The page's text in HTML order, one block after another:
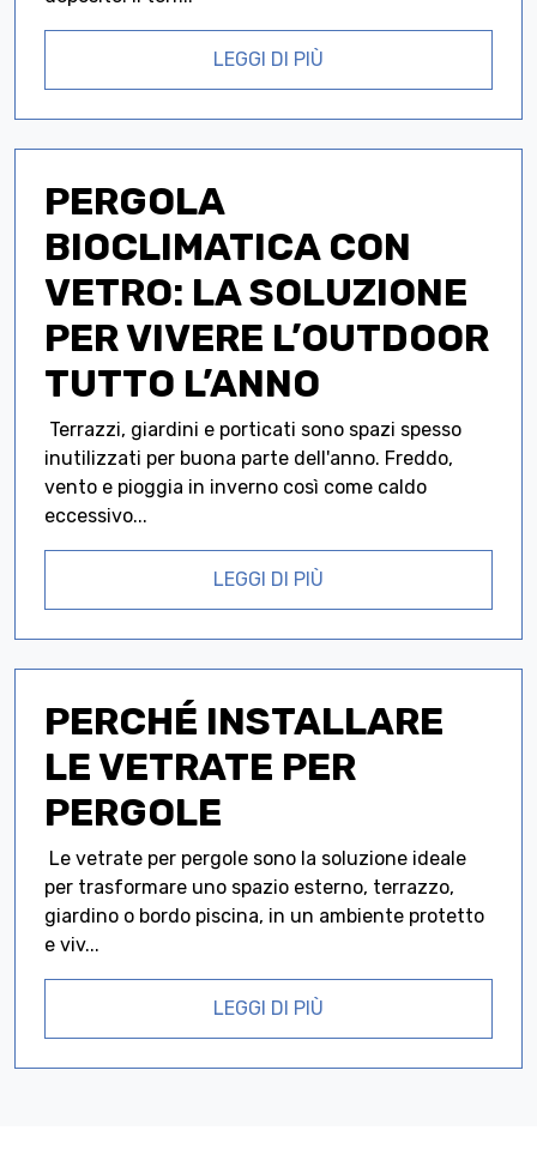
LEGGI DI PIÙ
PERGOLA
BIOCLIMATICA CON
VETRO: LA SOLUZIONE
PER VIVERE L’OUTDOOR
TUTTO L’ANNO
Terrazzi, giardini e porticati sono spazi spesso
inutilizzati per buona parte dell'anno. Freddo,
vento e pioggia in inverno così come caldo
eccessivo...
LEGGI DI PIÙ
PERCHÉ INSTALLARE
LE VETRATE PER
PERGOLE
Le vetrate per pergole sono la soluzione ideale
per trasformare uno spazio esterno, terrazzo,
giardino o bordo piscina, in un ambiente protetto
e viv...
LEGGI DI PIÙ